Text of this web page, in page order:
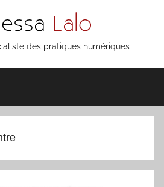
des pratiques numériques